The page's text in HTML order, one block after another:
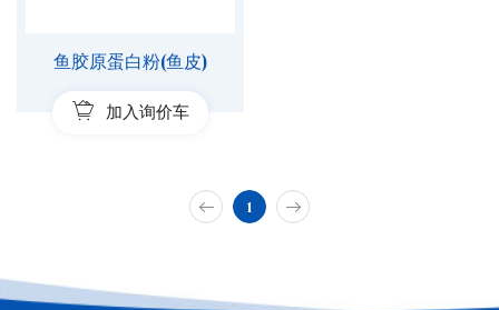
鱼胶原蛋白粉(鱼皮)
加入询价车
1